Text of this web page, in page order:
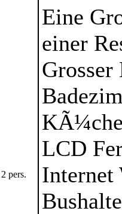
2 pers.
Eine
einer
Grosser
LCD
Internet